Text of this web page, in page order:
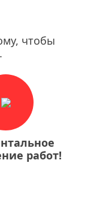
чтобы
работ!